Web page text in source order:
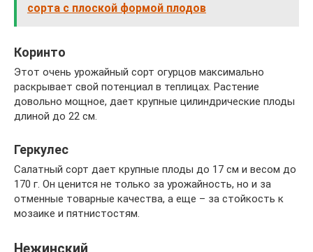
сорта с плоской формой плодов
Коринто
Этот очень урожайный сорт огурцов максимально
раскрывает свой потенциал в теплицах. Растение
довольно мощное, дает крупные цилиндрические плоды
длиной до 22 см.
Геркулес
Салатный сорт дает крупные плоды до 17 см и весом до
170 г. Он ценится не только за урожайность, но и за
отменные товарные качества, а еще – за стойкость к
мозаике и пятнистостям.